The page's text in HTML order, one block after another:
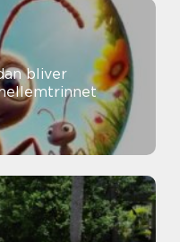
bliver